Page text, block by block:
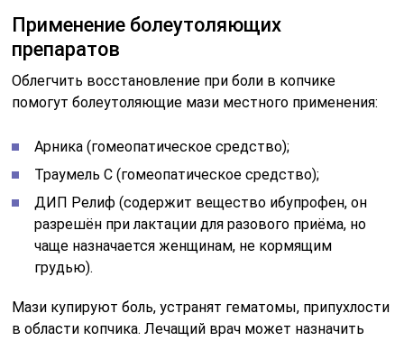
Применение болеутоляющих
препаратов
Облегчить восстановление при боли в копчике
помогут болеутоляющие мази местного применения:
Арника (гомеопатическое средство);
Траумель С (гомеопатическое средство);
ДИП Релиф (содержит вещество ибупрофен, он
разрешён при лактации для разового приёма, но
чаще назначается женщинам, не кормящим
грудью).
Мази купируют боль, устранят гематомы, припухлости
в области копчика. Лечащий врач может назначить